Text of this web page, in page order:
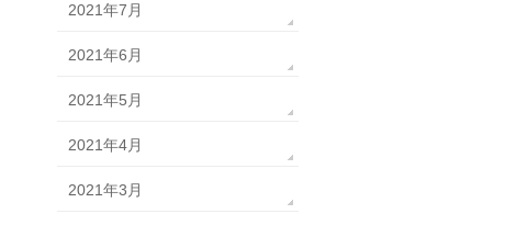
2021年7月
2021年6月
2021年5月
2021年4月
2021年3月